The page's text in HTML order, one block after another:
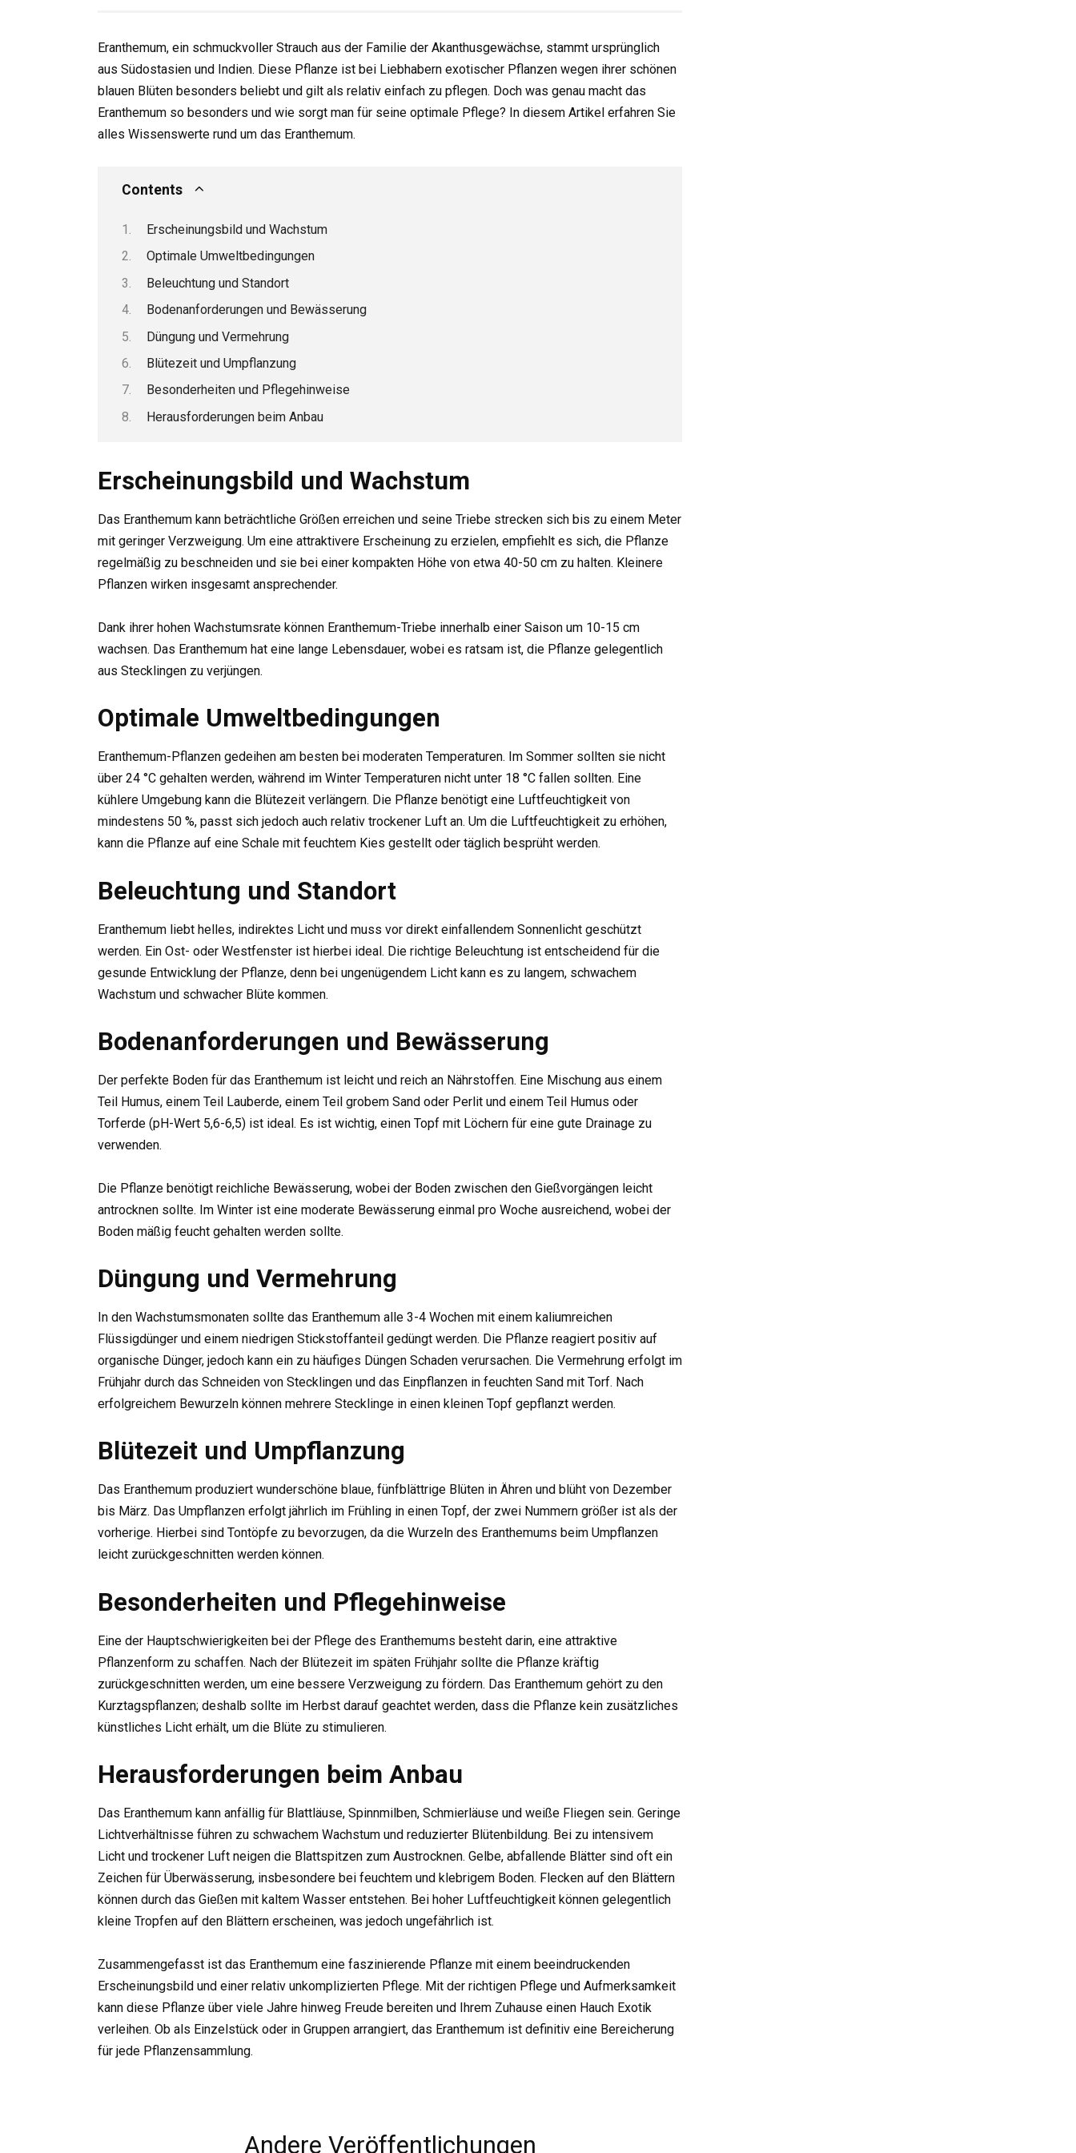
Eranthemum, ein schmuckvoller Strauch aus der Familie der Akanthusgewächse, stammt ursprünglich
aus Südostasien und Indien. Diese Pflanze ist bei Liebhabern exotischer Pflanzen wegen ihrer schönen
blauen Blüten besonders beliebt und gilt als relativ einfach zu pflegen. Doch was genau macht das
Eranthemum so besonders und wie sorgt man für seine optimale Pflege? In diesem Artikel erfahren Sie
alles Wissenswerte rund um das Eranthemum.
Contents
Erscheinungsbild und Wachstum
Optimale Umweltbedingungen
Beleuchtung und Standort
Bodenanforderungen und Bewässerung
Düngung und Vermehrung
Blütezeit und Umpflanzung
Besonderheiten und Pflegehinweise
Herausforderungen beim Anbau
Erscheinungsbild und Wachstum
Das Eranthemum kann beträchtliche Größen erreichen und seine Triebe strecken sich bis zu einem Meter
mit geringer Verzweigung. Um eine attraktivere Erscheinung zu erzielen, empfiehlt es sich, die Pflanze
regelmäßig zu beschneiden und sie bei einer kompakten Höhe von etwa 40-50 cm zu halten. Kleinere
Pflanzen wirken insgesamt ansprechender.
Dank ihrer hohen Wachstumsrate können Eranthemum-Triebe innerhalb einer Saison um 10-15 cm
wachsen. Das Eranthemum hat eine lange Lebensdauer, wobei es ratsam ist, die Pflanze gelegentlich
aus Stecklingen zu verjüngen.
Optimale Umweltbedingungen
Eranthemum-Pflanzen gedeihen am besten bei moderaten Temperaturen. Im Sommer sollten sie nicht
über 24 °C gehalten werden, während im Winter Temperaturen nicht unter 18 °C fallen sollten. Eine
kühlere Umgebung kann die Blütezeit verlängern. Die Pflanze benötigt eine Luftfeuchtigkeit von
mindestens 50 %, passt sich jedoch auch relativ trockener Luft an. Um die Luftfeuchtigkeit zu erhöhen,
kann die Pflanze auf eine Schale mit feuchtem Kies gestellt oder täglich besprüht werden.
Beleuchtung und Standort
Eranthemum liebt helles, indirektes Licht und muss vor direkt einfallendem Sonnenlicht geschützt
werden. Ein Ost- oder Westfenster ist hierbei ideal. Die richtige Beleuchtung ist entscheidend für die
gesunde Entwicklung der Pflanze, denn bei ungenügendem Licht kann es zu langem, schwachem
Wachstum und schwacher Blüte kommen.
Bodenanforderungen und Bewässerung
Der perfekte Boden für das Eranthemum ist leicht und reich an Nährstoffen. Eine Mischung aus einem
Teil Humus, einem Teil Lauberde, einem Teil grobem Sand oder Perlit und einem Teil Humus oder
Torferde (pH-Wert 5,6-6,5) ist ideal. Es ist wichtig, einen Topf mit Löchern für eine gute Drainage zu
verwenden.
Die Pflanze benötigt reichliche Bewässerung, wobei der Boden zwischen den Gießvorgängen leicht
antrocknen sollte. Im Winter ist eine moderate Bewässerung einmal pro Woche ausreichend, wobei der
Boden mäßig feucht gehalten werden sollte.
Düngung und Vermehrung
In den Wachstumsmonaten sollte das Eranthemum alle 3-4 Wochen mit einem kaliumreichen
Flüssigdünger und einem niedrigen Stickstoffanteil gedüngt werden. Die Pflanze reagiert positiv auf
organische Dünger, jedoch kann ein zu häufiges Düngen Schaden verursachen. Die Vermehrung erfolgt im
Frühjahr durch das Schneiden von Stecklingen und das Einpflanzen in feuchten Sand mit Torf. Nach
erfolgreichem Bewurzeln können mehrere Stecklinge in einen kleinen Topf gepflanzt werden.
Blütezeit und Umpflanzung
Das Eranthemum produziert wunderschöne blaue, fünfblättrige Blüten in Ähren und blüht von Dezember
bis März. Das Umpflanzen erfolgt jährlich im Frühling in einen Topf, der zwei Nummern größer ist als der
vorherige. Hierbei sind Tontöpfe zu bevorzugen, da die Wurzeln des Eranthemums beim Umpflanzen
leicht zurückgeschnitten werden können.
Besonderheiten und Pflegehinweise
Eine der Hauptschwierigkeiten bei der Pflege des Eranthemums besteht darin, eine attraktive
Pflanzenform zu schaffen. Nach der Blütezeit im späten Frühjahr sollte die Pflanze kräftig
zurückgeschnitten werden, um eine bessere Verzweigung zu fördern. Das Eranthemum gehört zu den
Kurztagspflanzen; deshalb sollte im Herbst darauf geachtet werden, dass die Pflanze kein zusätzliches
künstliches Licht erhält, um die Blüte zu stimulieren.
Herausforderungen beim Anbau
Das Eranthemum kann anfällig für Blattläuse, Spinnmilben, Schmierläuse und weiße Fliegen sein. Geringe
Lichtverhältnisse führen zu schwachem Wachstum und reduzierter Blütenbildung. Bei zu intensivem
Licht und trockener Luft neigen die Blattspitzen zum Austrocknen. Gelbe, abfallende Blätter sind oft ein
Zeichen für Überwässerung, insbesondere bei feuchtem und klebrigem Boden. Flecken auf den Blättern
können durch das Gießen mit kaltem Wasser entstehen. Bei hoher Luftfeuchtigkeit können gelegentlich
kleine Tropfen auf den Blättern erscheinen, was jedoch ungefährlich ist.
Zusammengefasst ist das Eranthemum eine faszinierende Pflanze mit einem beeindruckenden
Erscheinungsbild und einer relativ unkomplizierten Pflege. Mit der richtigen Pflege und Aufmerksamkeit
kann diese Pflanze über viele Jahre hinweg Freude bereiten und Ihrem Zuhause einen Hauch Exotik
verleihen. Ob als Einzelstück oder in Gruppen arrangiert, das Eranthemum ist definitiv eine Bereicherung
für jede Pflanzensammlung.
Andere Veröffentlichungen